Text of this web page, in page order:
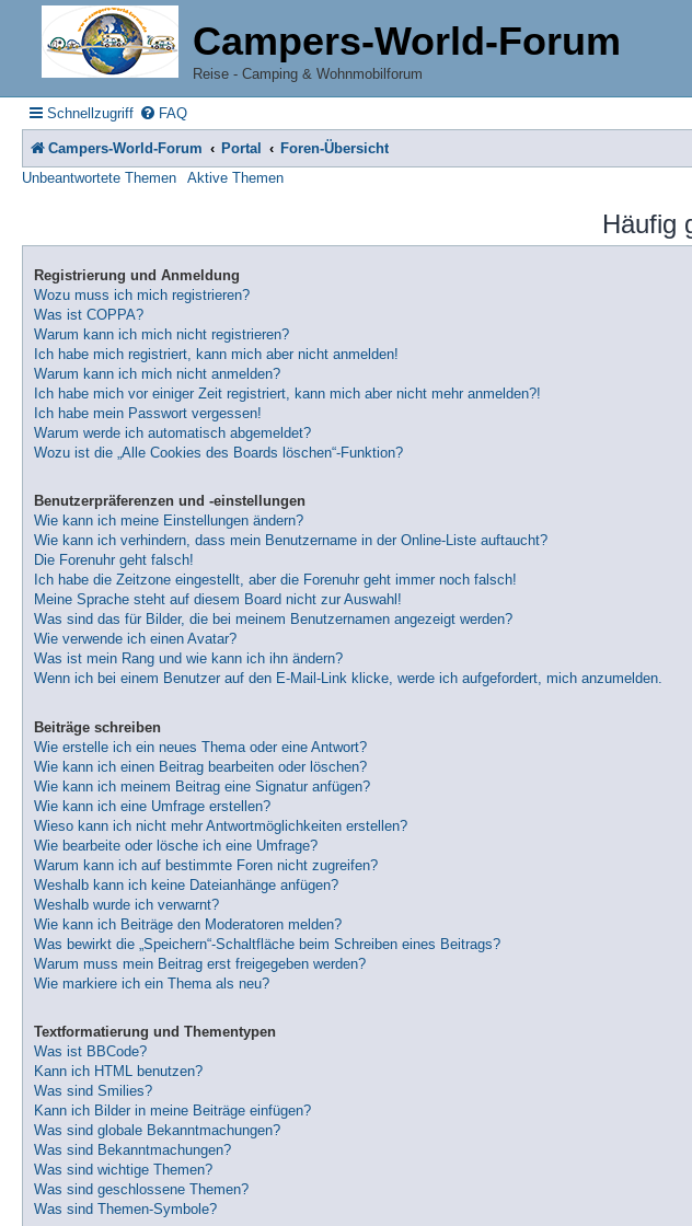
Campers-World-Forum
Reise - Camping & Wohnmobilforum
Schnellzugriff FAQ
Campers-World-Forum Portal
Foren-Übersicht
Unbeantwortete Themen
Aktive Themen
Häufig
Registrierung und Anmeldung
Wozu muss ich mich registrieren?
Was ist COPPA?
Warum kann ich mich nicht registrieren?
Ich habe mich registriert, kann mich aber nicht anmelden!
Warum kann ich mich nicht anmelden?
Ich habe mich vor einiger Zeit registriert, kann mich aber nicht mehr anmelden?!
Ich habe mein Passwort vergessen!
Warum werde ich automatisch abgemeldet?
Wozu ist die „Alle Cookies des Boards löschen“-Funktion?
Benutzerpräferenzen und -einstellungen
Wie kann ich meine Einstellungen ändern?
Wie kann ich verhindern, dass mein Benutzername in der Online-Liste auftaucht?
Die Forenuhr geht falsch!
Ich habe die Zeitzone eingestellt, aber die Forenuhr geht immer noch falsch!
Meine Sprache steht auf diesem Board nicht zur Auswahl!
Was sind das für Bilder, die bei meinem Benutzernamen angezeigt werden?
Wie verwende ich einen Avatar?
Was ist mein Rang und wie kann ich ihn ändern?
Wenn ich bei einem Benutzer auf den E-Mail-Link klicke, werde ich aufgefordert, mich anzumelden.
Beiträge schreiben
Wie erstelle ich ein neues Thema oder eine Antwort?
Wie kann ich einen Beitrag bearbeiten oder löschen?
Wie kann ich meinem Beitrag eine Signatur anfügen?
Wie kann ich eine Umfrage erstellen?
Wieso kann ich nicht mehr Antwortmöglichkeiten erstellen?
Wie bearbeite oder lösche ich eine Umfrage?
Warum kann ich auf bestimmte Foren nicht zugreifen?
Weshalb kann ich keine Dateianhänge anfügen?
Weshalb wurde ich verwarnt?
Wie kann ich Beiträge den Moderatoren melden?
Was bewirkt die „Speichern“-Schaltfläche beim Schreiben eines Beitrags?
Warum muss mein Beitrag erst freigegeben werden?
Wie markiere ich ein Thema als neu?
Textformatierung und Thementypen
Was ist BBCode?
Kann ich HTML benutzen?
Was sind Smilies?
Kann ich Bilder in meine Beiträge einfügen?
Was sind globale Bekanntmachungen?
Was sind Bekanntmachungen?
Was sind wichtige Themen?
Was sind geschlossene Themen?
Was sind Themen-Symbole?